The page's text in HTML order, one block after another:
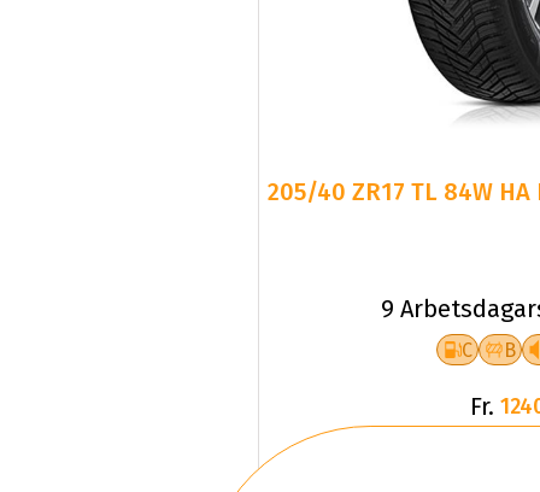
205/40 ZR17 TL 84W HA
9
C B
Fr.